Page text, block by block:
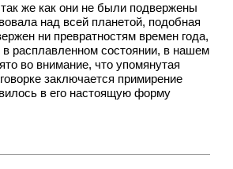
же как они не были подвержены
над всей планетой, подобная
ни превратностям времен года,
расплавленном состоянии, в нашем
во внимание, что упомянутая
заключается примирение
в его настоящую форму